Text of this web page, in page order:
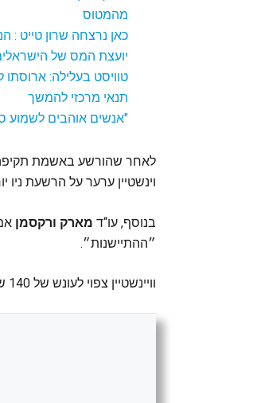
מהמטוס
כאן‭ ‬נרצחה‭ ‬שרון‭ ‬טייט‭: ‬ הנכס‭ ‬האייקוני‭ ‬בבוורלי‭ ‬הילס‭ ‬מוצע‭ ‬למכירה‭ ‬תמורת‭ ‬45‭ ‬מיליון‭ ‬דולר
יועצת‭ ‬המס‭ ‬של‭ ‬הישראלים‭ ‬בלוס‭ ‬אנג’לס‭ ‬מצילה‭ ‬משפחות‭ ‬ועסקים‭ ‬מהסתבכויות‭ ‬מול‭ ‬ה- IRS
טוויסט בעלילה:
תנאי מרכזי להמשך
"אנשים אוהבים לשמוע
וינשטיין ערער על הרשעת
בנוסף, עו“ד מארק ורקסמן
״ההתיישנות״.
וויינשטיין צפוי לעונש של 140 שנות מאסר אם יורשע בכל האשמות בלוס אנג'לס.